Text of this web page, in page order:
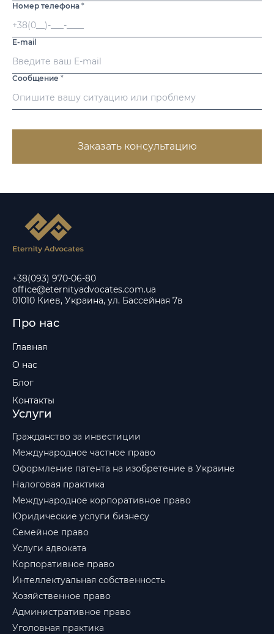
Номер телефона *
E-mail
Сообщение *
Заказать консультацию
+38(093) 970-06-80
office@eternityadvocates.com.ua
01010 Киев, Украина, ул. Бассейная 7в
Про нас
Главная
О нас
Блог
Контакты
Услуги
Гражданство за инвестиции
Международное частное право
Оформление патента на изобретение в Украине
Налоговая практика
Международное корпоративное право
Юридические услуги бизнесу
Семейное право
Услуги адвоката
Корпоративное право
Интеллектуальная собственность
Хозяйственное право
Административное право
Уголовная практика